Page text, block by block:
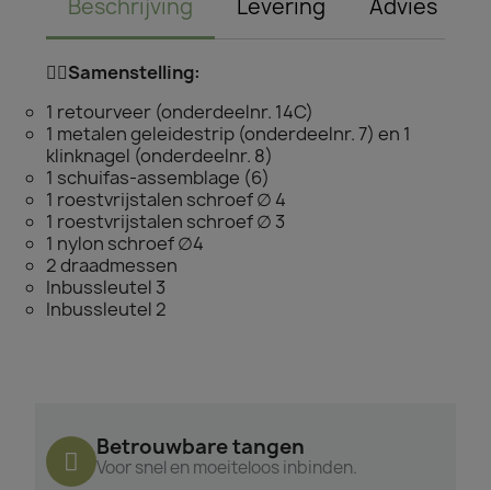
Beschrijving Levering Advies
👌🏻Samenstelling:
1 retourveer (onderdeelnr. 14C)
1 metalen geleidestrip (onderdeelnr. 7) en 1
klinknagel (onderdeelnr. 8)
1 schuifas-assemblage (6)
1 roestvrijstalen schroef ∅ 4
1 roestvrijstalen schroef ∅ 3
1 nylon schroef ∅4
2 draadmessen
Inbussleutel 3
Inbussleutel 2
Betrouwbare tangen
Voor snel en moeiteloos inbinden.